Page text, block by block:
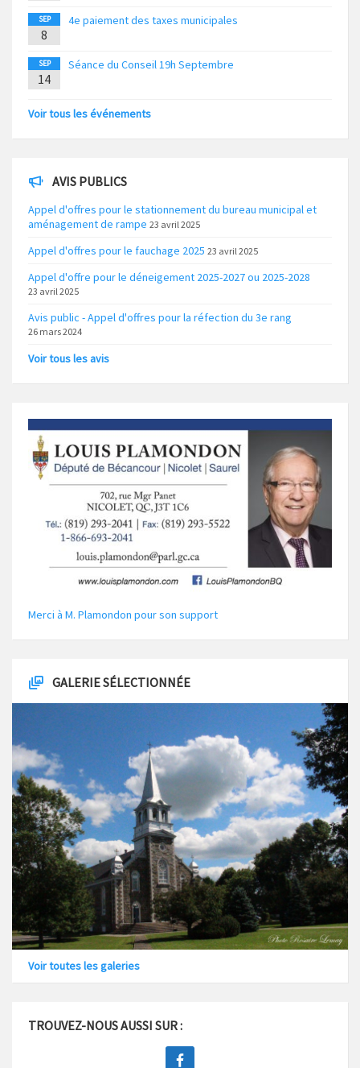
SEP
8
4e paiement des taxes municipales
SEP
14
Séance du Conseil 19h Septembre
Voir tous les événements
AVIS PUBLICS
Appel d'offres pour le stationnement du bureau municipal et
aménagement de rampe 23 avril 2025
Appel d'offres pour le fauchage 2025 23 avril 2025
Appel d'offre pour le déneigement 2025-2027 ou 2025-2028
23 avril 2025
Avis public - Appel d'offres pour la réfection du 3e rang
26 mars 2024
Voir tous les avis
Merci à M. Plamondon pour son support
GALERIE SÉLECTIONNÉE
Voir toutes les galeries
TROUVEZ-NOUS AUSSI SUR :